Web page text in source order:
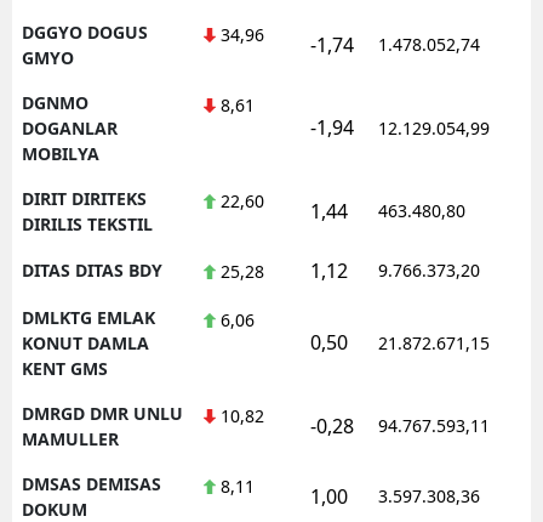
DGGYO DOGUS
GMYO
34,96 -1,74 1.478.052,74
DGNMO
DOGANLAR
MOBILYA
8,61
-1,94 12.129.054,99
DIRIT DIRITEKS
DIRILIS TEKSTIL
22,60 1,44 463.480,80
DITAS DITAS BDY 25,28 1,12 9.766.373,20
DMLKTG EMLAK
KONUT DAMLA
KENT GMS
6,06
0,50 21.872.671,15
DMRGD DMR UNLU
MAMULLER
10,82 -0,28 94.767.593,11
DMSAS DEMISAS
DOKUM
8,11 1,00 3.597.308,36